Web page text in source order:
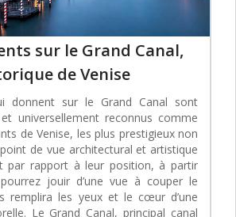
sur le Grand Canal,
de Venise
donnent sur le Grand Canal sont
universellement reconnus comme
de Venise, les plus prestigieux non
point de vue architectural et artistique
par rapport à leur position, à partir
jouir d’une vue à couper le
remplira les yeux et le cœur d’une
Le Grand Canal, principal canal